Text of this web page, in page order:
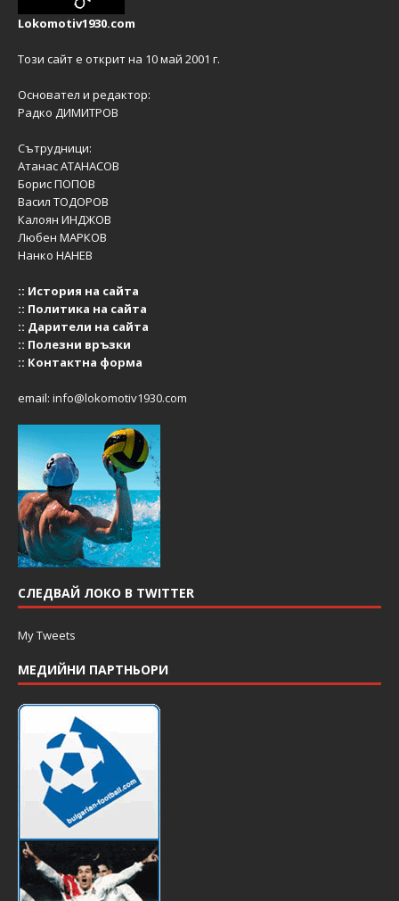
Lokomotiv1930.com
Този сайт е открит на 10 май 2001 г.
Основател и редактор:
Радко ДИМИТРОВ
Сътрудници:
Атанас АТАНАСОВ
Борис ПОПОВ
Васил ТОДОРОВ
Калоян ИНДЖОВ
Любен МАРКОВ
Нанко НАНЕВ
:: История на сайта
:: Политика на сайта
:: Дарители на сайта
:: Полезни връзки
:: Контактна форма
email: info@lokomotiv1930.com
СЛЕДВАЙ ЛОКО В TWITTER
My Tweets
МЕДИЙНИ ПАРТНЬОРИ